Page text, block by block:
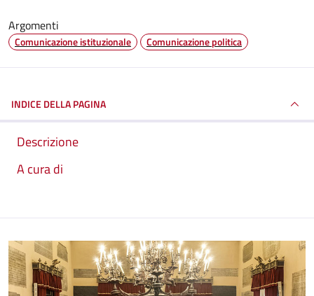
Argomenti
Comunicazione istituzionale Comunicazione politica
INDICE DELLA PAGINA
Descrizione
A cura di